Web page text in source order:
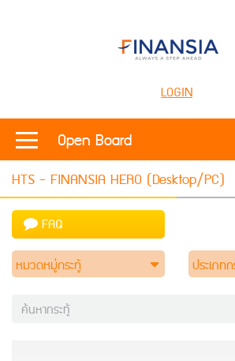
LOGIN
Open Board
HTS - FINANSIA HERO (Desktop/PC)
FAQ
หมวดหมู่กระทู้
ประเภท